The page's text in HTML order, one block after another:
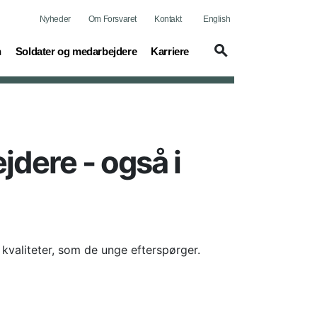
Nyheder Om Forsvaret Kontakt English
Soldater og medarbejdere
(current) Karriere
(current)
- også i
som de unge efterspørger.